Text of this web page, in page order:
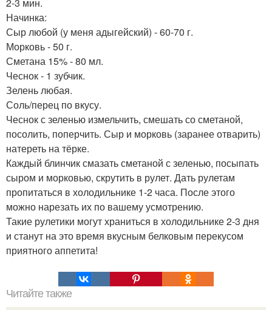
Начинка:
Сыр любой (у меня адыгейский) - 60-70 г.
Морковь - 50 г.
Сметана 15% - 80 мл.
Чеснок - 1 зубчик.
Зелень любая.
Соль/перец по вкусу.
Чеснок с зеленью измельчить, смешать со сметаной,
посолить, поперчить. Сыр и морковь (заранее отварить)
натереть на тёрке.
Каждый блинчик смазать сметаной с зеленью, посыпать
сыром и морковью, скрутить в рулет. Дать рулетам
пропитаться в холодильнике 1-2 часа. После этого
можно нарезать их по вашему усмотрению.
Такие рулетики могут храниться в холодильнике 2-3 дня
и станут на это время вкусным белковым перекусом
приятного аппетита!
Читайте также